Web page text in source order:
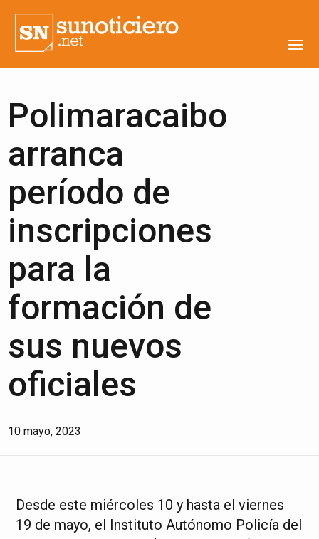
Polimaracaibo
arranca
período de
inscripciones
para la
formación de
sus nuevos
oficiales
10 mayo, 2023
Desde este miércoles 10 y hasta el viernes
19 de mayo, el Instituto Autónomo Policía del